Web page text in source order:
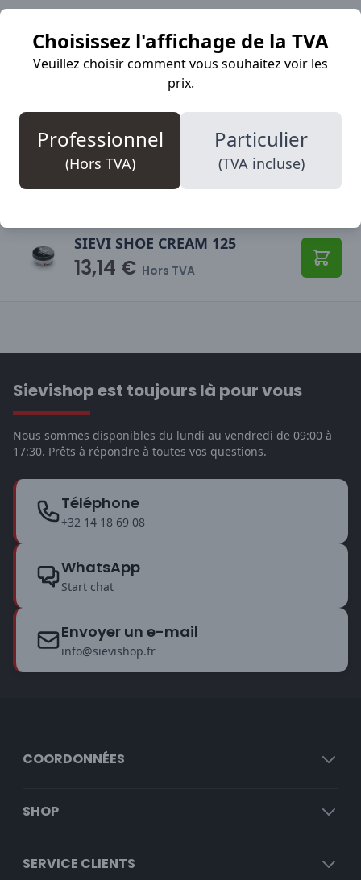
Choisissez l'affichage de la TVA
Veuillez choisir comment vous souhaitez voir les
prix.
Professionnel
(Hors TVA)
Particulier
(TVA incluse)
Description
Crème à chaussures 125 ml. Pour l’imprégnation
des coutures et du cuir. Non toxique, ne contient
SIEVI SHOE CREAM 125
13,14 € Hors TVA
Sievishop est toujours là pour vous
Nous sommes disponibles du lundi au vendredi de 09:00 à
17:30. Prêts à répondre à toutes vos questions.
Téléphone
+32 14 18 69 08
WhatsApp
Start chat
Envoyer un e-mail
info@sievishop.fr
COORDONNÉES
SHOP
SERVICE CLIENTS